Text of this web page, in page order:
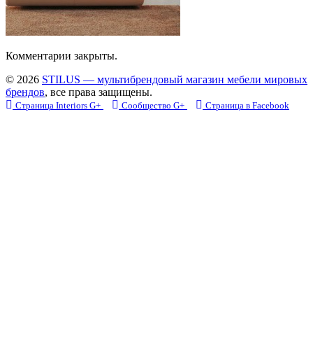
Комментарии закрыты.
© 2026 STILUS — мультибрендовый магазин мебели мировых
брендов, все права защищены.
Страница Interiors G+ Сообщество G+ Страница в Facebook